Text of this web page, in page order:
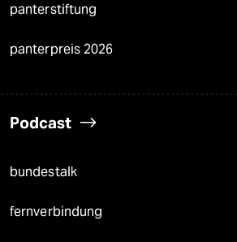
panterstiftung
panterpreis 2026
Podcast
bundestalk
fernverbindung